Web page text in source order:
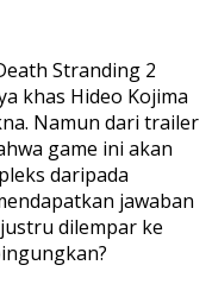
Stranding 2
khas Hideo Kojima
Namun dari trailer
game ini akan
daripada
jawaban
dilempar ke